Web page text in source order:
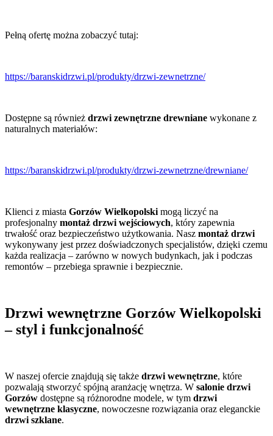
Pełną ofertę można zobaczyć tutaj:
https://baranskidrzwi.pl/produkty/drzwi-zewnetrzne/
Dostępne są również drzwi zewnętrzne drewniane wykonane z
naturalnych materiałów:
https://baranskidrzwi.pl/produkty/drzwi-zewnetrzne/drewniane/
Klienci z miasta Gorzów Wielkopolski mogą liczyć na
profesjonalny montaż drzwi wejściowych, który zapewnia
trwałość oraz bezpieczeństwo użytkowania. Nasz montaż drzwi
wykonywany jest przez doświadczonych specjalistów, dzięki czemu
każda realizacja – zarówno w nowych budynkach, jak i podczas
remontów – przebiega sprawnie i bezpiecznie.
Drzwi wewnętrzne Gorzów Wielkopolski
– styl i funkcjonalność
W naszej ofercie znajdują się także drzwi wewnętrzne, które
pozwalają stworzyć spójną aranżację wnętrza. W salonie drzwi
Gorzów dostępne są różnorodne modele, w tym drzwi
wewnętrzne klasyczne, nowoczesne rozwiązania oraz eleganckie
drzwi szklane.